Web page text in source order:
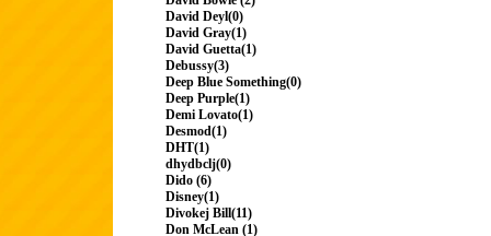
David Deyl(0)
David Gray(1)
David Guetta(1)
Debussy(3)
Deep Blue Something(0)
Deep Purple(1)
Demi Lovato(1)
Desmod(1)
DHT(1)
dhydbclj(0)
Dido (6)
Disney(1)
Divokej Bill(11)
Don McLean (1)